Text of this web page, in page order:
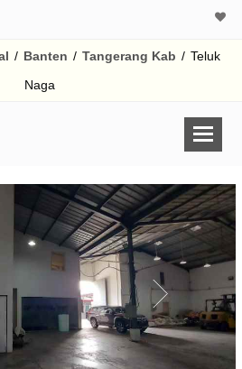
/ Banten / Tangerang Kab / Teluk
Naga
Harga Rp
% /th
Untuk hasil simulasi
pada kotak-
Simpan